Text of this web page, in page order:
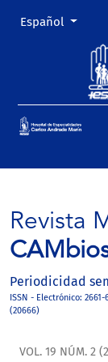
Cambiar el
Español
Revista
Periodicidad
ISSN - Electrónico: 2661-
(20666)
VOL. 19 NÚM. 2